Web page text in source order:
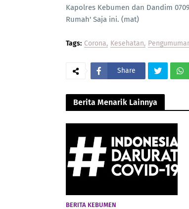
Kapolres Kebumen dan Dandim
Rumah' Saja ini. (mat)
Tags: Corona Kesehatan
Share
Berita Menarik Lainnya
BERITA KEBUMEN